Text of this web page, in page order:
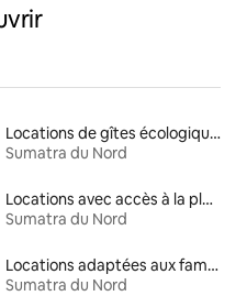
Locations de gîtes écologiques
Sumatra du Nord
Locations avec accès à la plage
Sumatra du Nord
Locations adaptées aux familles
Sumatra du Nord